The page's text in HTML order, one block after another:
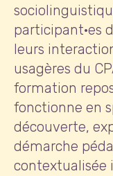
participant·es
leurs
usagères du
formation
fonctionne en
découverte,
démarche
contextualisée